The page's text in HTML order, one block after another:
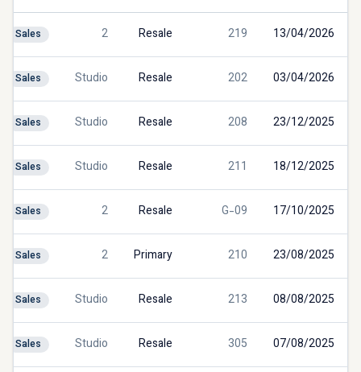
13/04/2026
219
Resale
2
Sales
03/04/2026
202
Resale
Studio
Sales
23/12/2025
208
Resale
Studio
Sales
18/12/2025
211
Resale
Studio
Sales
17/10/2025
G-09
Resale
2
Sales
23/08/2025
210
Primary
2
Sales
08/08/2025
213
Resale
Studio
Sales
07/08/2025
305
Resale
Studio
Sales